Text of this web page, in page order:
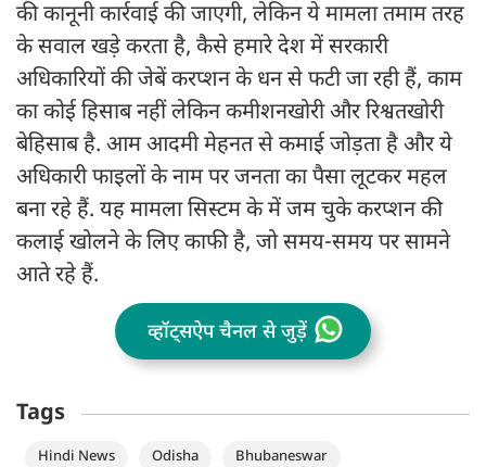
की कानूनी कार्रवाई की जाएगी, लेकिन ये मामला तमाम तरह
के सवाल खड़े करता है, कैसे हमारे देश में सरकारी
अधिकारियों की जेबें करप्शन के धन से फटी जा रही हैं, काम
का कोई हिसाब नहीं लेकिन कमीशनखोरी और रिश्वतखोरी
बेहिसाब है. आम आदमी मेहनत से कमाई जोड़ता है और ये
अधिकारी फाइलों के नाम पर जनता का पैसा लूटकर महल
बना रहे हैं. यह मामला सिस्टम के में जम चुके करप्शन की
कलाई खोलने के लिए काफी है, जो समय-समय पर सामने
आते रहे हैं.
व्हॉट्सऐप चैनल से जुड़ें
Tags
Hindi News Odisha
Bhubaneswar